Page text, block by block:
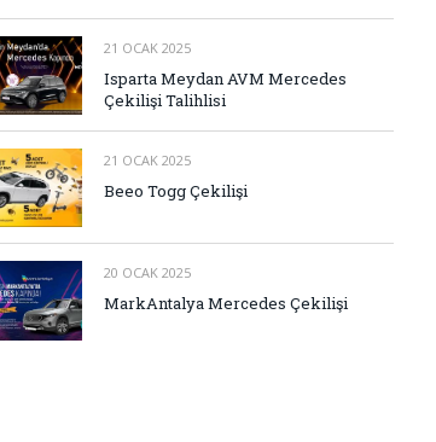
21 OCAK 2025
Isparta Meydan AVM Mercedes
Çekilişi Talihlisi
21 OCAK 2025
Beeo Togg Çekilişi
20 OCAK 2025
MarkAntalya Mercedes Çekilişi